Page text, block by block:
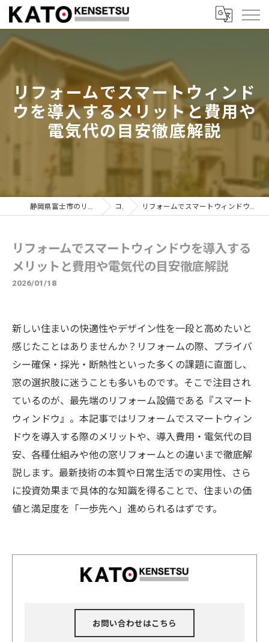
リフォームでスマートウィンド
ウを導入するメリットと費用や
電気代の目安徹底解説
静岡県富士市のリフォームなら加藤建設株式会社 コラム リフォームでスマートウィンドウを導入するメリットと費用や電気代の目安徹底解説
リフォームでスマートウィンドウを導入する
メリットと費用や電気代の目安徹底解説
2026/01/18
新しい住まいの快適性やデザイン性を一段と高めたいと
感じたことはありませんか？リフォームの際、プライバ
シー確保・採光・断熱性といった多くの課題に直面し、
窓の選択肢に迷うことも多いものです。そこで注目され
ているのが、最先端のリフォーム設備である『スマート
ウィンドウ』。本記事ではリフォームでスマートウィン
ドウを導入する際のメリットや、導入費用・電気代の目
安、各種仕組みや他の窓リフォームとの違いまで徹底解
説します。最新技術の本質や日常生活での実用性、さら
に投資効果まで具体的な知識を得ることで、住まいの価
値と満足度を「一歩先へ」進められるはずです。
お問い合わせはこちら